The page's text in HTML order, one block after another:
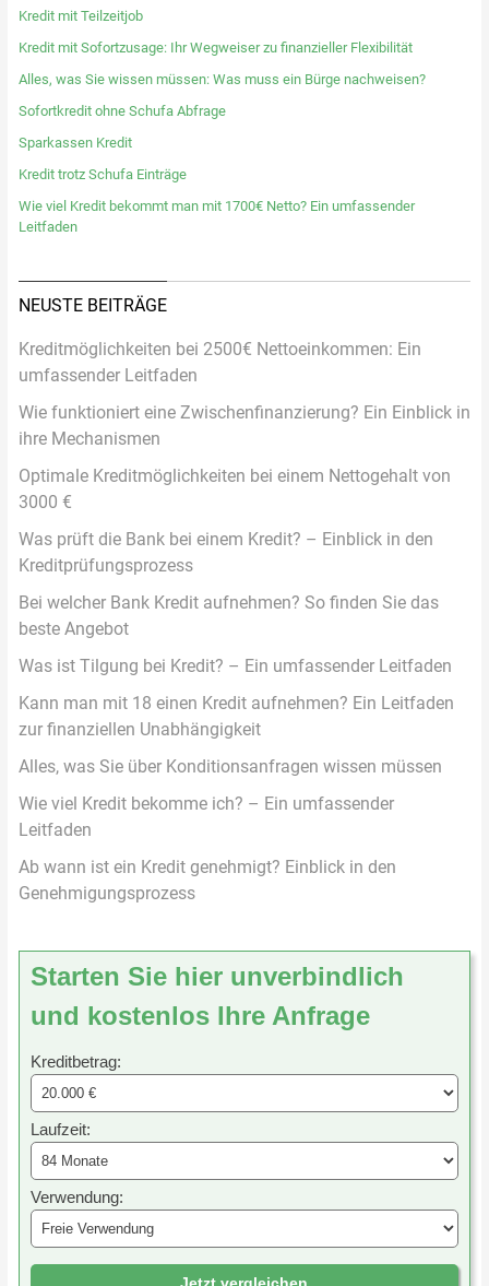
Kredit mit Teilzeitjob
Kredit mit Sofortzusage: Ihr Wegweiser zu finanzieller Flexibilität
Alles, was Sie wissen müssen: Was muss ein Bürge nachweisen?
Sofortkredit ohne Schufa Abfrage
Sparkassen Kredit
Kredit trotz Schufa Einträge
Wie viel Kredit bekommt man mit 1700€ Netto? Ein umfassender
Leitfaden
NEUSTE BEITRÄGE
Kreditmöglichkeiten bei 2500€ Nettoeinkommen: Ein
umfassender Leitfaden
Wie funktioniert eine Zwischenfinanzierung? Ein Einblick in
ihre Mechanismen
Optimale Kreditmöglichkeiten bei einem Nettogehalt von
3000 €
Was prüft die Bank bei einem Kredit? – Einblick in den
Kreditprüfungsprozess
Bei welcher Bank Kredit aufnehmen? So finden Sie das
beste Angebot
Was ist Tilgung bei Kredit? – Ein umfassender Leitfaden
Kann man mit 18 einen Kredit aufnehmen? Ein Leitfaden
zur finanziellen Unabhängigkeit
Alles, was Sie über Konditionsanfragen wissen müssen
Wie viel Kredit bekomme ich? – Ein umfassender
Leitfaden
Ab wann ist ein Kredit genehmigt? Einblick in den
Genehmigungsprozess
Starten Sie hier unverbindlich
und kostenlos Ihre Anfrage
Kreditbetrag:
Laufzeit:
Verwendung: